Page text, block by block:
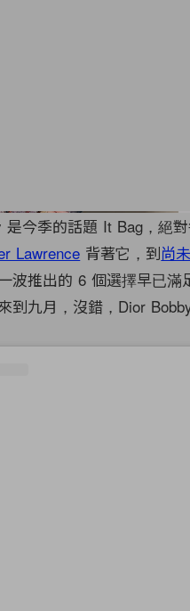
今季的話題 It Bag，絕
Lawrence 背著它，到尚
波推出的 6 個選擇早已
到九月，沒錯，Dior